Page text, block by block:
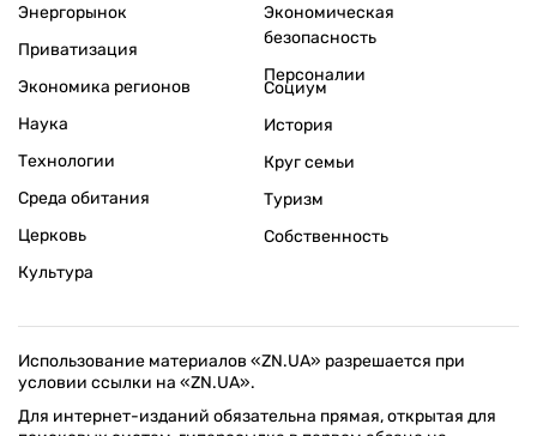
Энергорынок
Приватизация
Экономика регионов
Экономическая
безопасность
Персоналии
Наука
Технологии
Среда обитания
Церковь
Культура
Социум
История
Круг семьи
Туризм
Собственность
Использование материалов «ZN.UA» разрешается при
условии ссылки на «ZN.UA».
Для интернет-изданий обязательна прямая, открытая для